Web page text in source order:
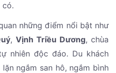
có.
những điểm nổi bật như
, Vịnh Triều Dương, chùa
nhiên độc đáo. Du khách
ngắm san hô, ngắm bình